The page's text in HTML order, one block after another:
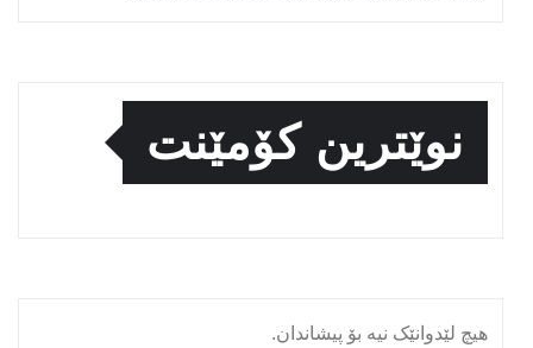
نوێترین کۆمێنت
هیچ لێدوانێک نیە بۆ پیشاندان.